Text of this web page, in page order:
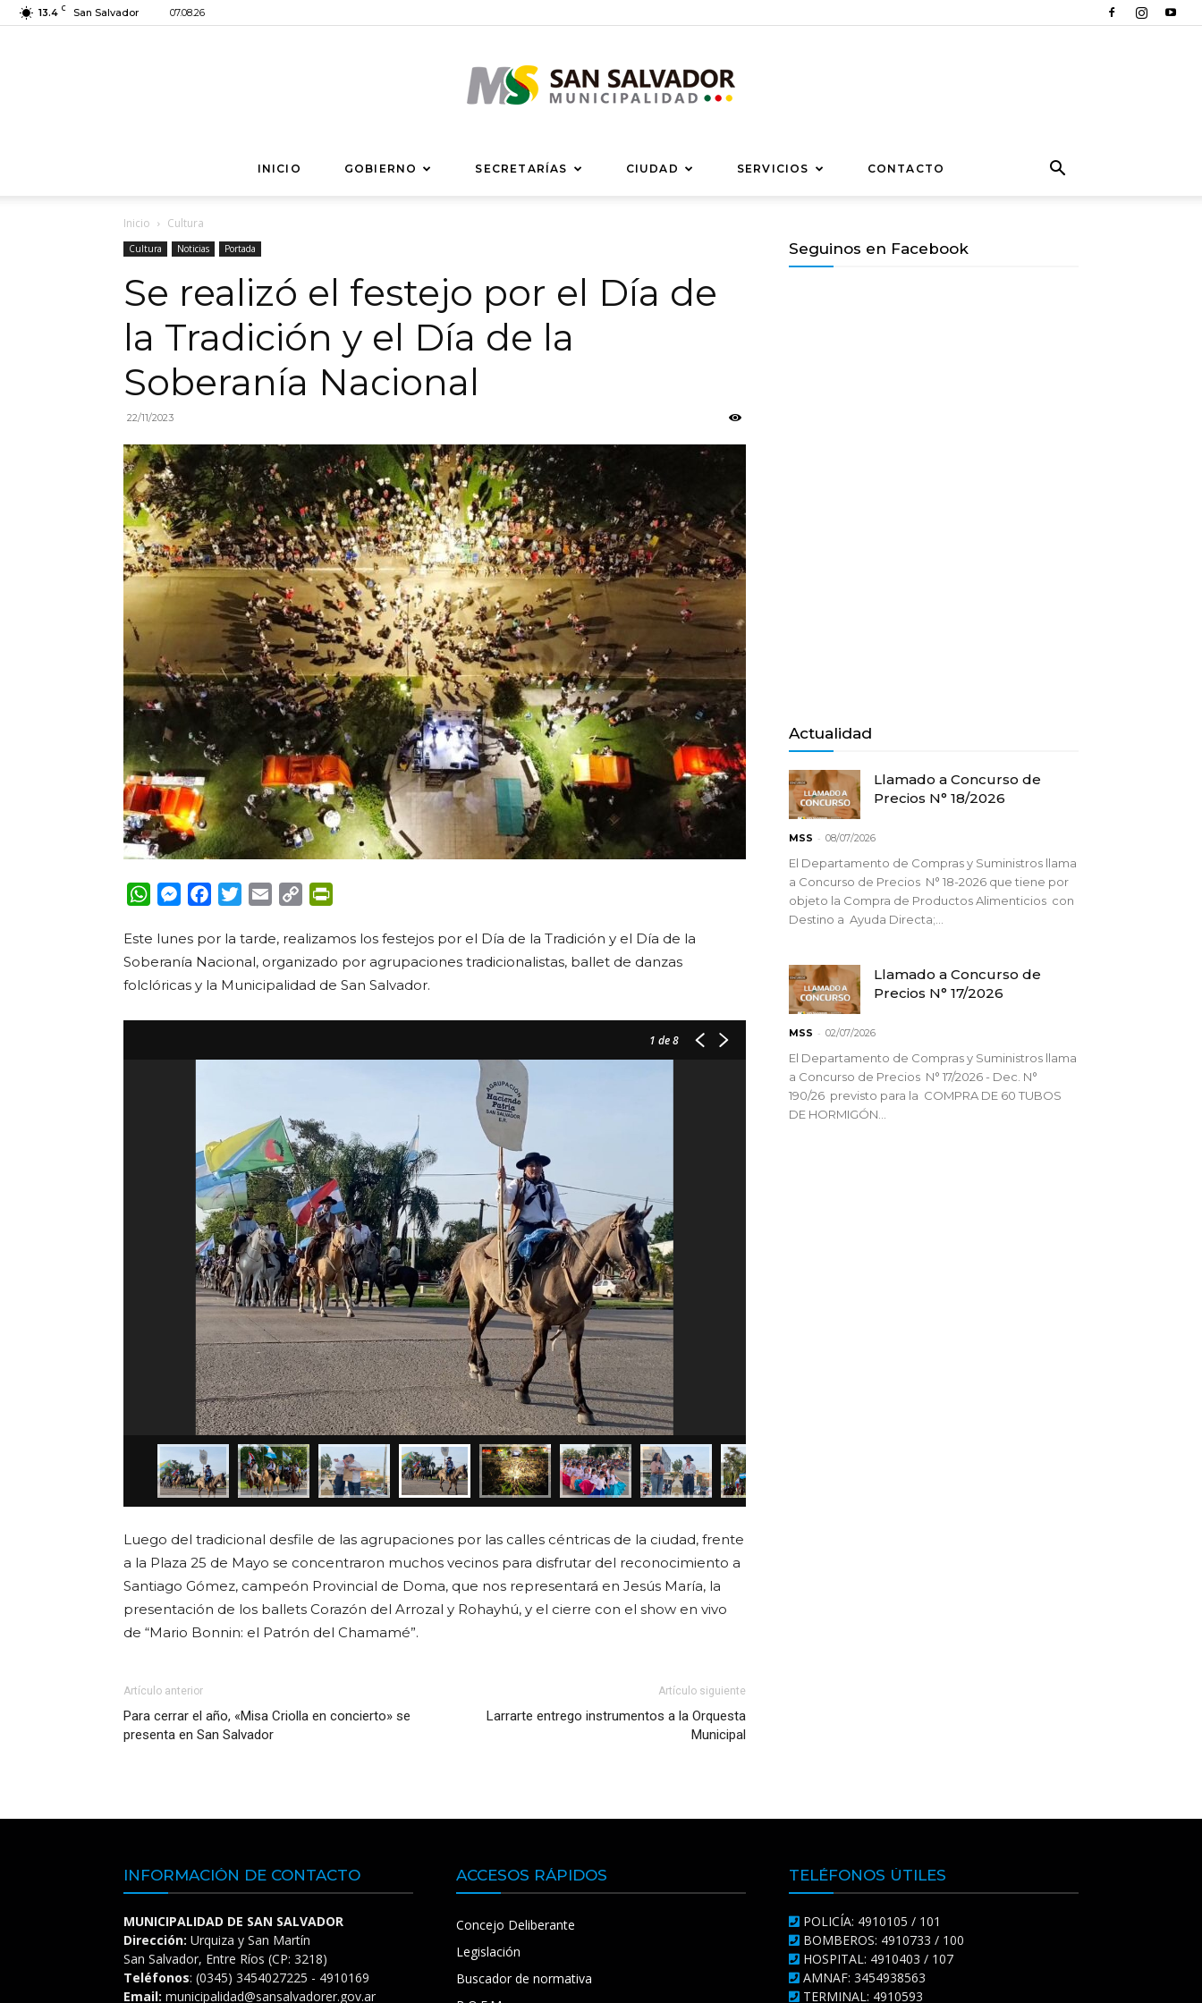
13.4 C San Salvador 07.08.26
Municipalidad
de
Salvador
INICIO GOBIERNO SECRETARÍAS CIUDAD SERVICIOS CONTACTO
Inicio Cultura
Cultura Noticias Portada
Se realizó el festejo por el Día de
la Tradición y el Día de la
Soberanía Nacional
22/11/2023
WhatsApp
Messenger
FacebookTwitterEmail Copy
Este lunes por la tarde, realizamos los festejos por el Día de la Tradición y el Día de la
Soberanía Nacional, organizado por agrupaciones tradicionalistas, ballet de danzas
folclóricas y la Municipalidad de San Salvador.
1 de 8
Luego del tradicional desfile de las agrupaciones por las calles céntricas de la ciudad, frente
a la Plaza 25 de Mayo se concentraron muchos vecinos para disfrutar del reconocimiento a
Santiago Gómez, campeón Provincial de Doma, que nos representará en Jesús María, la
presentación de los ballets Corazón del Arrozal y Rohayhú, y el cierre con el show en vivo
de “Mario Bonnin: el Patrón del Chamamé”.
Artículo anterior
Para cerrar el año, «Misa Criolla en concierto» se
presenta en San Salvador
Artículo siguiente
Larrarte entrego instrumentos a la Orquesta
Municipal
Seguinos en Facebook
Actualidad
Llamado a Concurso de
Precios N° 18/2026
MSS - 08/07/2026
El Departamento de Compras y Suministros llama
a Concurso de Precios N° 18-2026 que tiene por
objeto la Compra de Productos Alimenticios con
Destino a Ayuda Directa;...
Llamado a Concurso de
Precios N° 17/2026
MSS - 02/07/2026
El Departamento de Compras y Suministros llama
a Concurso de Precios N° 17/2026 - Dec. N°
190/26 previsto para la COMPRA DE 60 TUBOS
DE HORMIGÓN...
INFORMACIÓN DE CONTACTO
MUNICIPALIDAD DE SAN SALVADOR
Dirección: Urquiza y San Martín
San Salvador, Entre Ríos (CP: 3218)
Teléfonos: (0345) 3454027225 - 4910169
Email: municipalidad@sansalvadorer.gov.ar
ACCESOS RÁPIDOS
Concejo Deliberante
Legislación
Buscador de normativa
TELÉFONOS ÚTILES
POLICÍA: 4910105 / 101
BOMBEROS: 4910733 / 100
HOSPITAL: 4910403 / 107
AMNAF: 3454938563
TERMINAL: 4910593